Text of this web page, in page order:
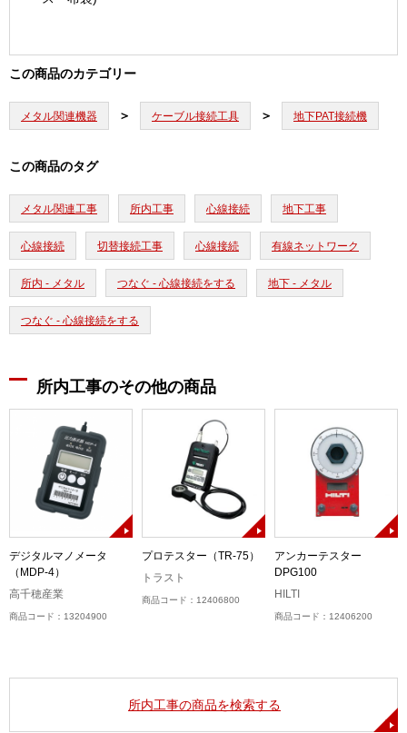
この商品のカテゴリー
メタル関連機器 ケーブル接続工具 地下PAT接続機
この商品のタグ
メタル関連工事 所内工事 心線接続 地下工事
心線接続 切替接続工事 心線接続 有線ネットワーク
所内 - メタル つなぐ - 心線接続をする 地下 - メタル
つなぐ - 心線接続をする
所内工事のその他の商品
デジタルマノメータ
（MDP-4）
高千穂産業
商品コード：13204900
プロテスター（TR-75）
トラスト
商品コード：12406800
アンカーテスター
DPG100
HILTI
商品コード：12406200
所内工事の商品を検索する